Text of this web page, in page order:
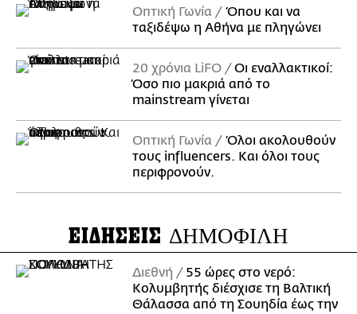
Οπτική Γωνία
Όπου και να
ταξιδέψω η Αθήνα με πληγώνει
20 χρόνια LiFO
Οι εναλλακτικοί:
Όσο πιο μακριά από το
mainstream γίνεται
Οπτική Γωνία
Όλοι ακολουθούν
τους influencers. Και όλοι τους
περιφρονούν.
ΕΙΔΗΣΕΙΣ ΔΗΜΟΦΙΛΗ
Διεθνή
55 ώρες στο νερό:
Κολυμβητής διέσχισε τη Βαλτική
Θάλασσα από τη Σουηδία έως την